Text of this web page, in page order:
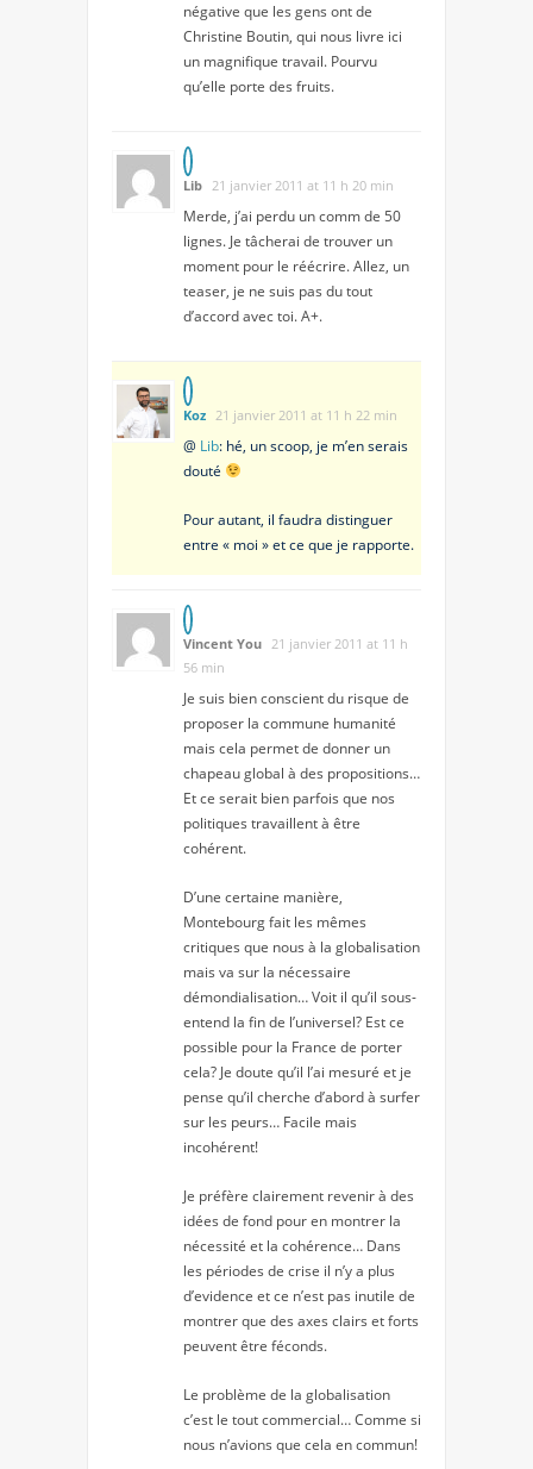
négative que les gens ont de
Christine Boutin, qui nous livre ici
un magnifique travail. Pourvu
qu’elle porte des fruits.
Lib 21 janvier 2011 at 11 h 20 min
Merde, j’ai perdu un comm de 50
lignes. Je tâcherai de trouver un
moment pour le réécrire. Allez, un
teaser, je ne suis pas du tout
d’accord avec toi. A+.
Koz 21 janvier 2011 at 11 h 22 min
@ Lib: hé, un scoop, je m’en serais
douté
Pour autant, il faudra distinguer
entre « moi » et ce que je rapporte.
Vincent You 21 janvier 2011 at 11 h
56 min
Je suis bien conscient du risque de
proposer la commune humanité
mais cela permet de donner un
chapeau global à des propositions…
Et ce serait bien parfois que nos
politiques travaillent à être
cohérent.
D’une certaine manière,
Montebourg fait les mêmes
critiques que nous à la globalisation
mais va sur la nécessaire
démondialisation… Voit il qu’il sous-
entend la fin de l’universel? Est ce
possible pour la France de porter
cela? Je doute qu’il l’ai mesuré et je
pense qu’il cherche d’abord à surfer
sur les peurs… Facile mais
incohérent!
Je préfère clairement revenir à des
idées de fond pour en montrer la
nécessité et la cohérence… Dans
les périodes de crise il n’y a plus
d’evidence et ce n’est pas inutile de
montrer que des axes clairs et forts
peuvent être féconds.
Le problème de la globalisation
c’est le tout commercial… Comme si
nous n’avions que cela en commun!